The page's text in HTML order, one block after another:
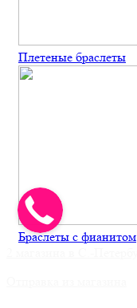
Плетеные браслеты
Браслеты с фианитом